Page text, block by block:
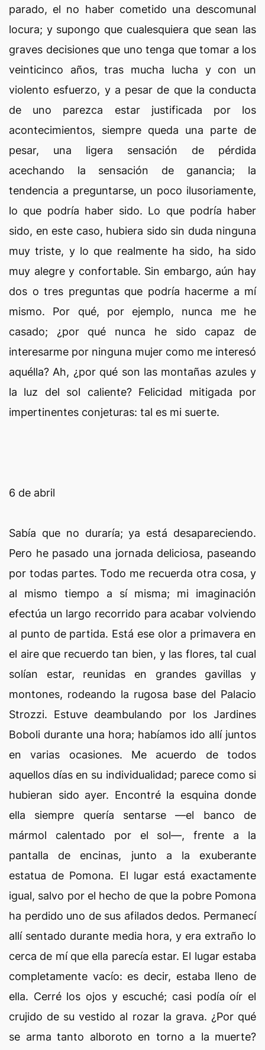
parado, el no haber cometido una descomunal
locura; y supongo que cualesquiera que sean las
graves decisiones que uno tenga que tomar a los
veinticinco años, tras mucha lucha y con un
violento esfuerzo, y a pesar de que la conducta
de uno parezca estar justificada por los
acontecimientos, siempre queda una parte de
pesar, una ligera sensación de pérdida
acechando la sensación de ganancia; la
tendencia a preguntarse, un poco ilusoriamente,
lo que podría haber sido. Lo que podría haber
sido, en este caso, hubiera sido sin duda ninguna
muy triste, y lo que realmente ha sido, ha sido
muy alegre y confortable. Sin embargo, aún hay
dos o tres preguntas que podría hacerme a mí
mismo. Por qué, por ejemplo, nunca me he
casado; ¿por qué nunca he sido capaz de
interesarme por ninguna mujer como me interesó
aquélla? Ah, ¿por qué son las montañas azules y
la luz del sol caliente? Felicidad mitigada por
impertinentes conjeturas: tal es mi suerte.
6 de abril
Sabía que no duraría; ya está desapareciendo.
Pero he pasado una jornada deliciosa, paseando
por todas partes. Todo me recuerda otra cosa, y
al mismo tiempo a sí misma; mi imaginación
efectúa un largo recorrido para acabar volviendo
al punto de partida. Está ese olor a primavera en
el aire que recuerdo tan bien, y las flores, tal cual
solían estar, reunidas en grandes gavillas y
montones, rodeando la rugosa base del Palacio
Strozzi. Estuve deambulando por los Jardines
Boboli durante una hora; habíamos ido allí juntos
en varias ocasiones. Me acuerdo de todos
aquellos días en su individualidad; parece como si
hubieran sido ayer. Encontré la esquina donde
ella siempre quería sentarse —el banco de
mármol calentado por el sol—, frente a la
pantalla de encinas, junto a la exuberante
estatua de Pomona. El lugar está exactamente
igual, salvo por el hecho de que la pobre Pomona
ha perdido uno de sus afilados dedos. Permanecí
allí sentado durante media hora, y era extraño lo
cerca de mí que ella parecía estar. El lugar estaba
completamente vacío: es decir, estaba lleno de
ella. Cerré los ojos y escuché; casi podía oír el
crujido de su vestido al rozar la grava. ¿Por qué
se arma tanto alboroto en torno a la muerte?